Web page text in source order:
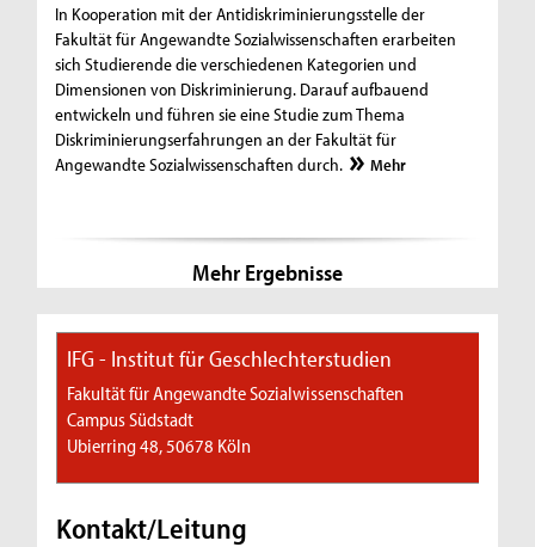
In Kooperation mit der Antidiskriminierungsstelle der
Fakultät für Angewandte Sozialwissenschaften erarbeiten
sich Studierende die verschiedenen Kategorien und
Dimensionen von Diskriminierung. Darauf aufbauend
entwickeln und führen sie eine Studie zum Thema
Diskriminierungserfahrungen an der Fakultät für
Angewandte Sozialwissenschaften durch.
Mehr
Mehr Ergebnisse
IFG - Institut für Geschlechterstudien
Fakultät für Angewandte Sozialwissenschaften
Campus Südstadt
Ubierring 48, 50678 Köln
Kontakt/Leitung